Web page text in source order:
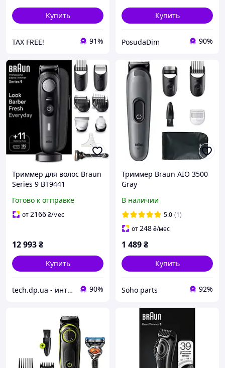
Купить
TAX FREE! 91%
Купить
PosudaDim 90%
Триммер для волос Braun
Series 9 BT9441
Готово к отправке
от2166₴/мес
12 993₴
Купить
tech.dp.ua - интернет магазин 90%
Триммер Braun AIO 3500
Gray
В наличии
5.0 (1)
от248₴/мес
1 489₴
Купить
Soho parts 92%